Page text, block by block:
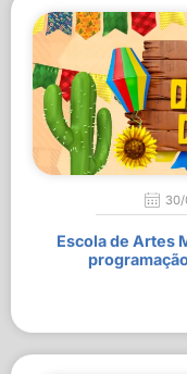
Escola de Artes